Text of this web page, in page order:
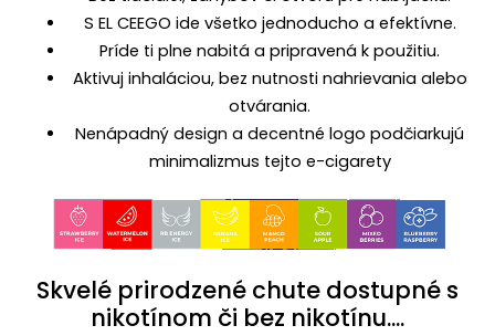
S EL CEEGO ide všetko jednoducho a efektívne.
Príde ti plne nabitá a pripravená k použitiu.
Aktivuj inhaláciou, bez nutnosti nahrievania alebo
otvárania.
Nenápadný design a decentné logo podčiarkujú
minimalizmus tejto e-cigarety
Skvelé prirodzené chute dostupné s
nikotínom či bez nikotínu....